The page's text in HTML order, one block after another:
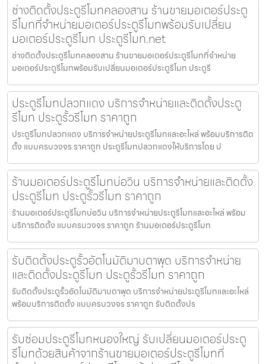
ช่างติดตั้งประตูรีโมทคลองสาน ร้านขายมอเตอร์ประตู
รีโมทที่จำหน่ายมอเตอร์ประตูรีโมทพร้อมรับเปลี่ยน
มอเตอร์ประตูรีโมท ประตูรีโมท.net
ช่างติดตั้งประตูรีโมทคลองสาน ร้านขายมอเตอร์ประตูรีโมทที่จำหน่าย
มอเตอร์ประตูรีโมทพร้อมรับเปลี่ยนมอเตอร์ประตูรีโมท ประตูรี
ประตูรีโมทปลวกแดง บริการจำหน่ายและติดตั้งประตู
รีโมท ประตูรั้วรีโมท ราคาถูก
ประตูรีโมทปลวกแดง บริการจำหน่ายประตูรีโมทและอะไหล่ พร้อมบริการติด
ตั้ง แบบครบวงจร ราคาถูก ประตูรีโมทปลวกแดงให้บริการโดย ป
ร้านมอเตอร์ประตูรีโมทบ่อวิน บริการจำหน่ายและติดตั้ง
ประตูรีโมท ประตูรั้วรีโมท ราคาถูก
ร้านมอเตอร์ประตูรีโมทบ่อวิน บริการจำหน่ายประตูรีโมทและอะไหล่ พร้อม
บริการติดตั้ง แบบครบวงจร ราคาถูก ร้านมอเตอร์ประตูรีโมท
รับติดตั้งประตูรั้วอัตโนมัติมาบตาพุด บริการจำหน่าย
และติดตั้งประตูรีโมท ประตูรั้วรีโมท ราคาถูก
รับติดตั้งประตูรั้วอัตโนมัติมาบตาพุด บริการจำหน่ายประตูรีโมทและอะไหล่
พร้อมบริการติดตั้ง แบบครบวงจร ราคาถูก รับติดตั้งปร
รับซ่อมประตูรีโมทหนองใหญ่ รับเปลี่ยนมอเตอร์ประตู
รีโมทด้วยสินค้าจากร้านขายมอเตอร์ประตูรีโมทที่